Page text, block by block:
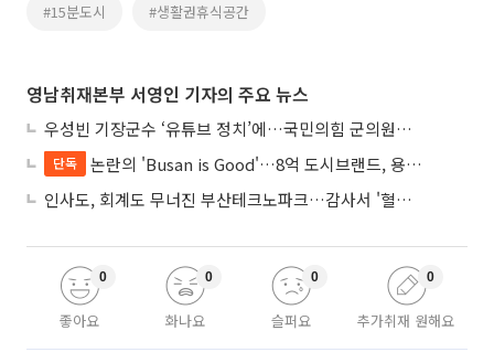
#15분도시 #생활권휴식공간
영남취재본부 서영인 기자의 주요 뉴스
우성빈 기장군수 ‘유튜브 정치’에…국민의힘 군의원들 집단 반발
단독
논란의 'Busan is Good'…8억 도시브랜드, 용산 대통령실 CI 업체가 수행
인사도, 회계도 무너진 부산테크노파크…감사서 '혈세 유용·인사 뒤집기' 적발
좋아요
0
화나요
0
슬퍼요
0
추가취재 원해요
0